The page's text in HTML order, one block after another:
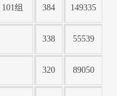
101组 384 149335
338 55539
320 89050